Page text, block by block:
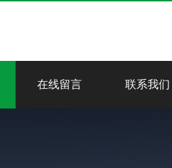
在线留言 联系我们